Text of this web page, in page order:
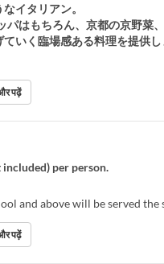
イタリアン。
はもちろん、京都の京野菜
いく臨場感ある料理を提供し
पढ़ें
included) per person.
and above will be served the
पढ़ें